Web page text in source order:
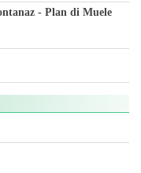
- Plan di Muele